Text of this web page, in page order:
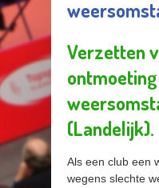
Verzetten
(Landelijk).
Als een club een
wegens slechte